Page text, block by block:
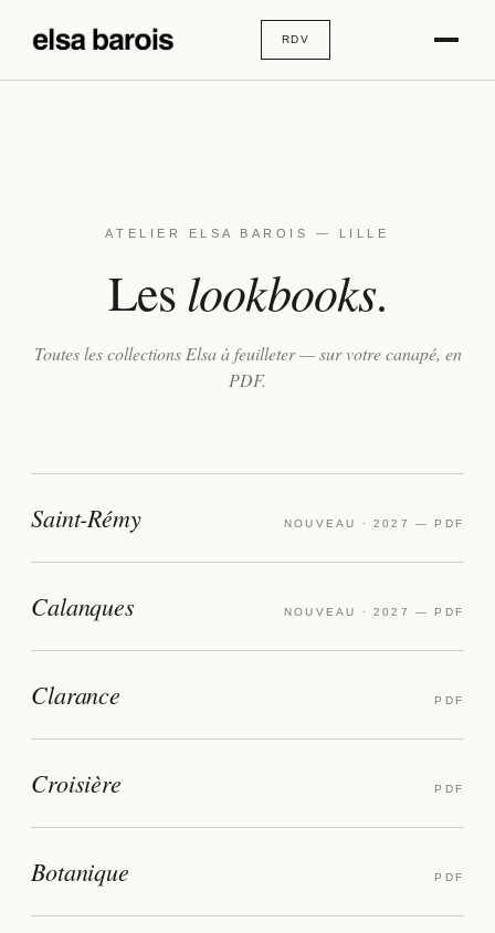
RDV
ATELIER ELSA BAROIS — LILLE
Leslookbooks.
Toutes les collections Elsa à feuilleter — sur votre canapé, en
PDF.
Saint-Rémy NOUVEAU · 2027 — PDF
Calanques NOUVEAU · 2027 — PDF
Clarance PDF
Croisière PDF
Botanique PDF